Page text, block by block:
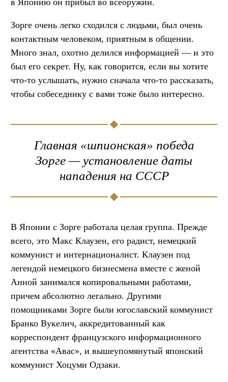
в Японию он прибыл во всеоружии.
Зорге очень легко сходился с людьми, был очень
контактным человеком, приятным в общении.
Много знал, охотно делился информацией — и это
был его секрет. Ну, как говорится, если вы хотите
что-то услышать, нужно сначала что-то рассказать,
чтобы собеседнику с вами тоже было интересно.
Главная «шпионская» победа
Зорге — установление даты
нападения на СССР
В Японии с Зорге работала целая группа. Прежде
всего, это Макс Клаузен, его радист, немецкий
коммунист и интернационалист. Клаузен под
легендой немецкого бизнесмена вместе с женой
Анной занимался копировальными работами,
причем абсолютно легально. Другими
помощниками Зорге были югославский коммунист
Бранко Вукелич, аккредитованный как
корреспондент французского информационного
агентства «Авас», и вышеупомянутый японский
коммунист Хоцуми Одзаки.